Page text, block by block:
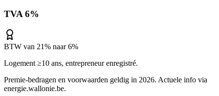
TVA 6%
BTW van 21% naar 6%
Logement ≥10 ans, entrepreneur enregistré.
Premie-bedragen en voorwaarden geldig in 2026. Actuele info via
energie.wallonie.be.